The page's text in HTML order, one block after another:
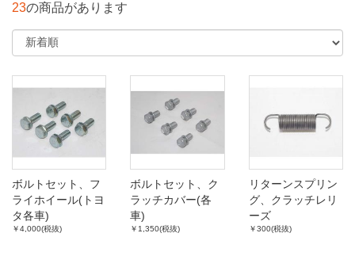
23の商品があります
ボルトセット、フ
ライホイール(トヨ
タ各車)
￥4,000(税抜)
ボルトセット、ク
ラッチカバー(各
車)
￥1,350(税抜)
リターンスプリン
グ、クラッチレリ
ーズ
￥300(税抜)